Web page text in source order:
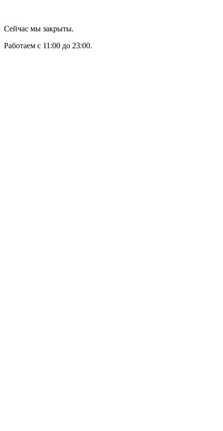
Сейчас мы закрыты.
Работаем с 11:00 до 23:00.